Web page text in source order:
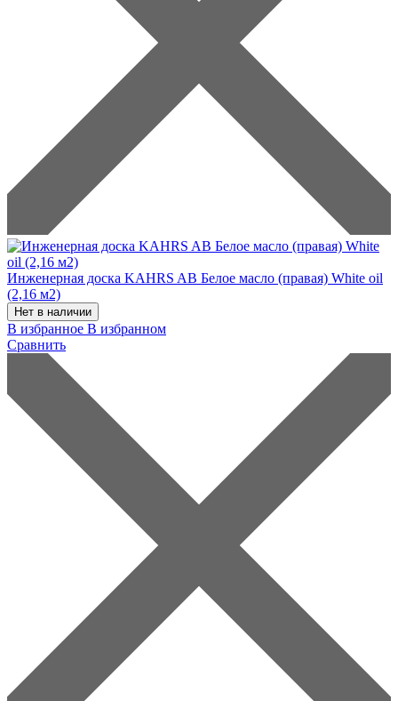
Инженерная доска KAHRS AB Белое масло (правая) White oil
(2,16 м2)
Нет в наличии
В избранное В избранном
Сравнить